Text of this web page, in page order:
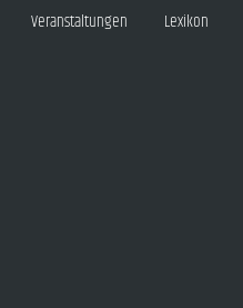
Veranstaltungen Lexikon